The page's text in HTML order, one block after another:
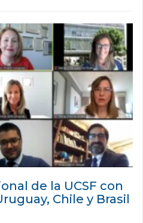
de la UCSF con
Chile y Brasil